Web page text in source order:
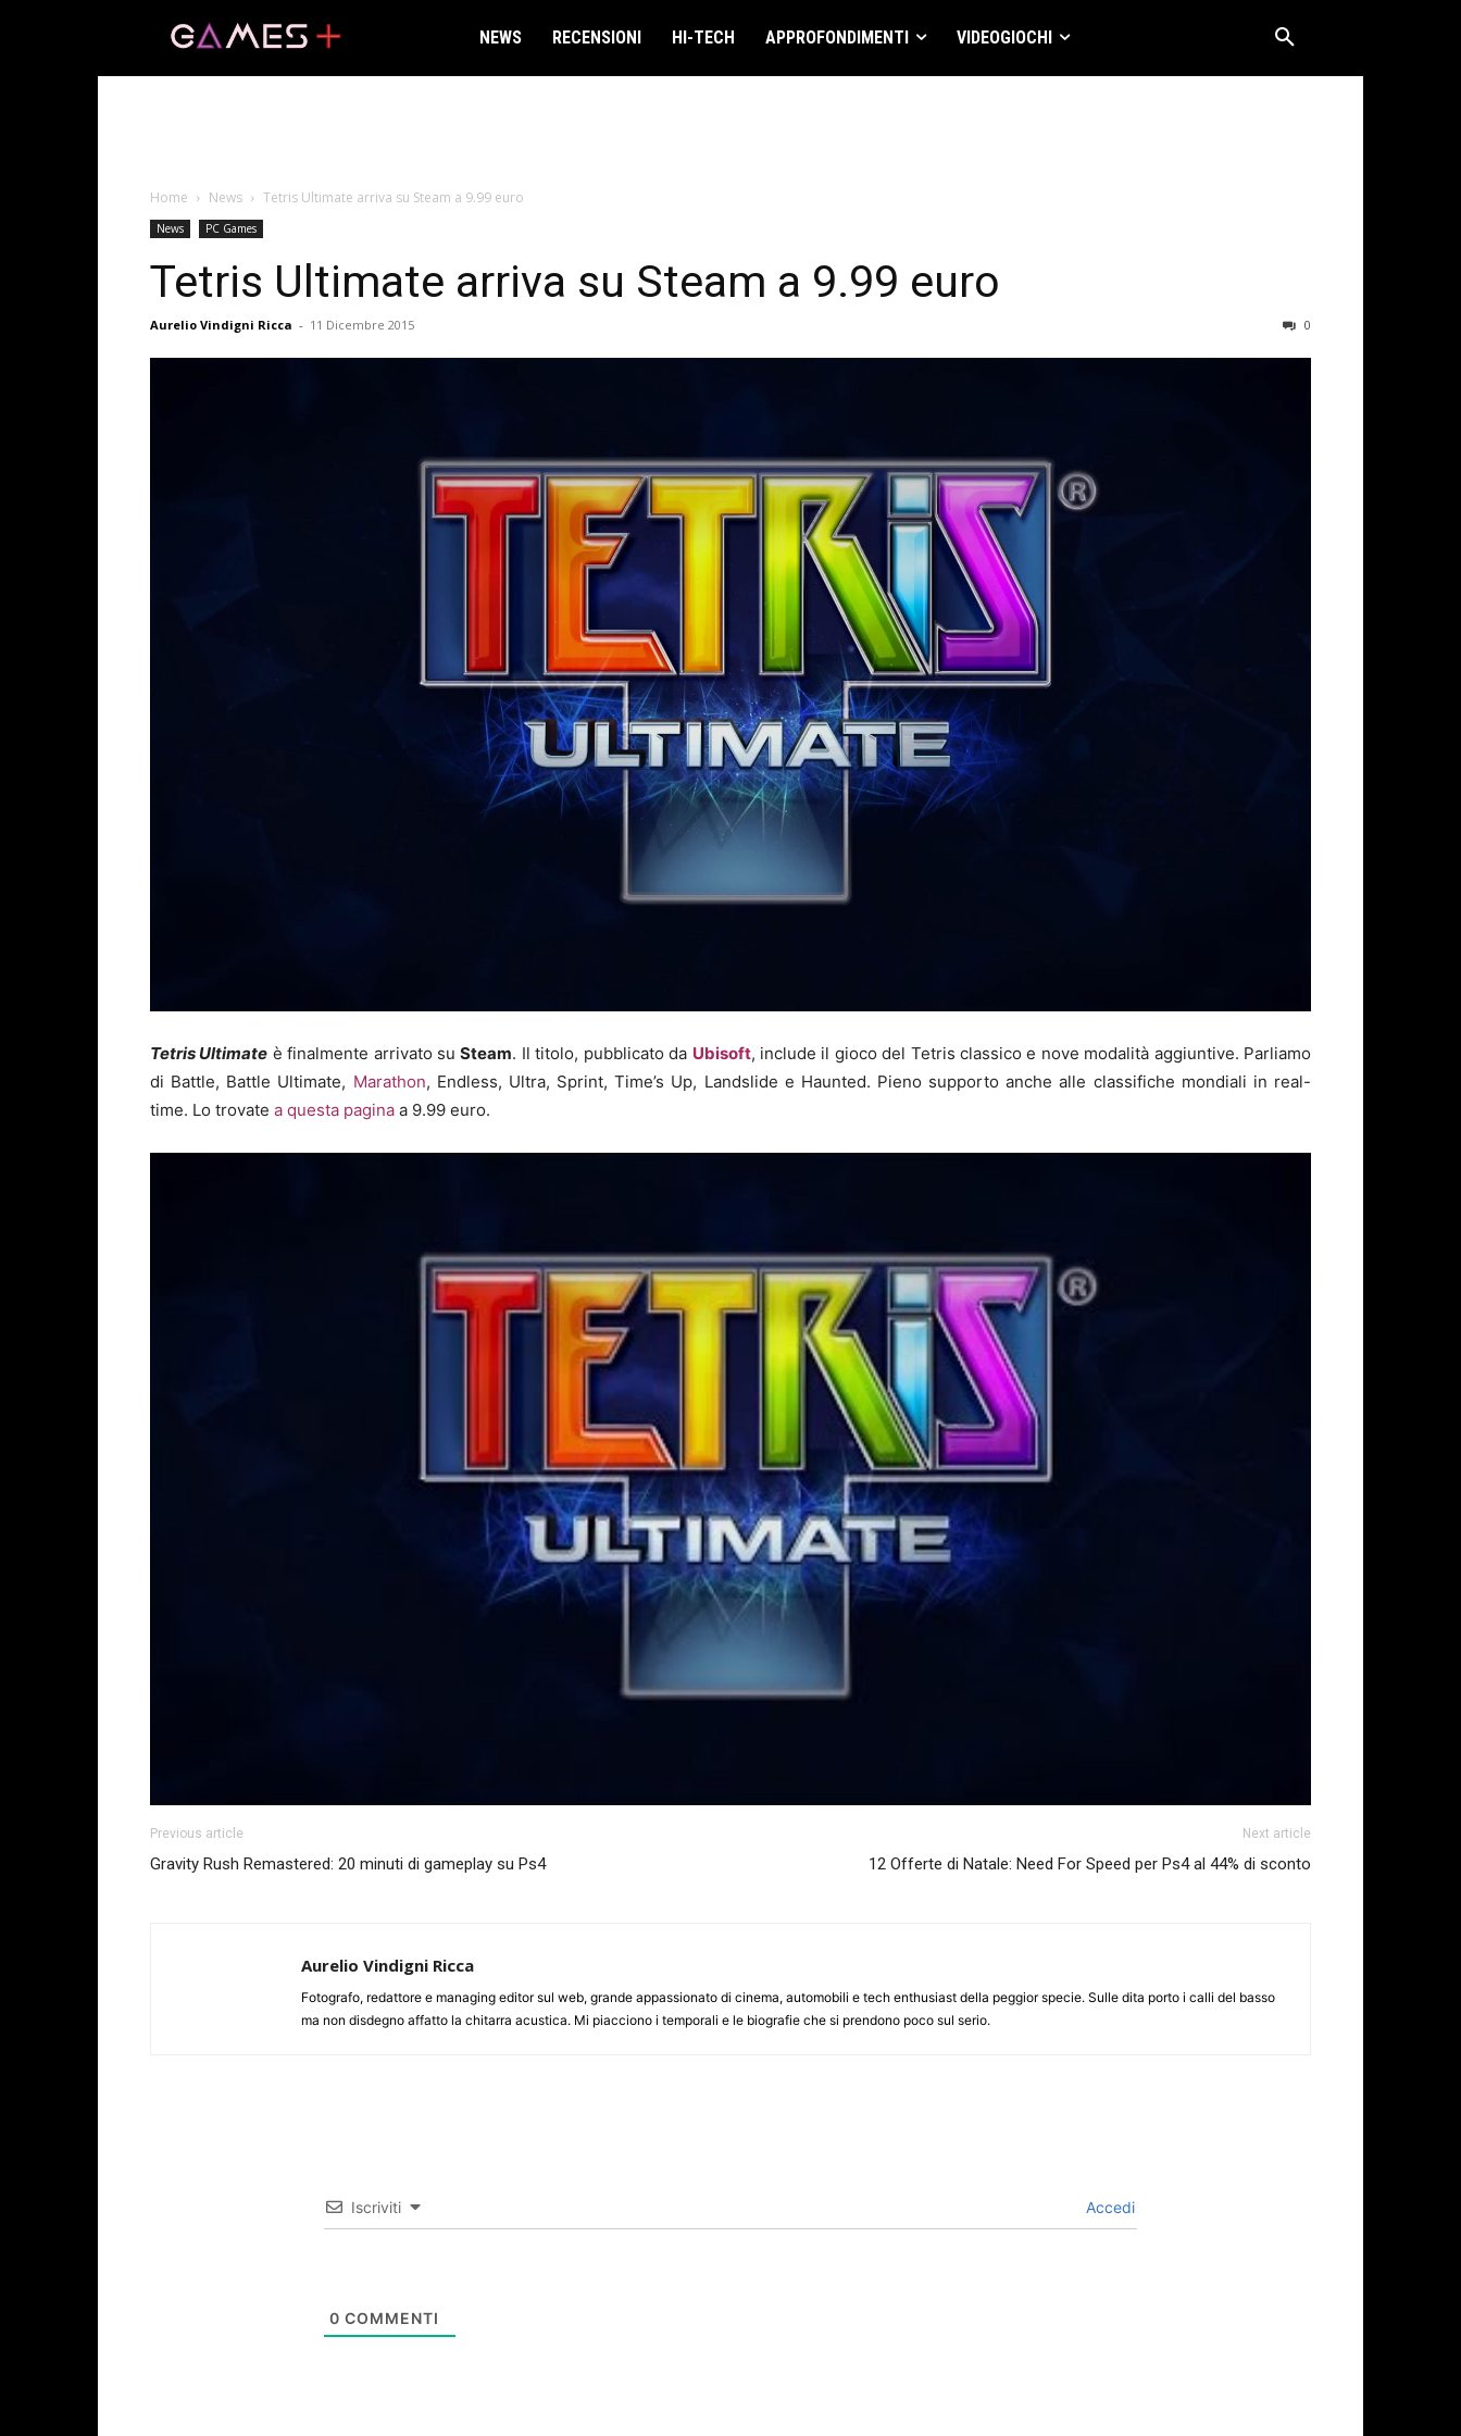
NEWS RECENSIONI HI-TECH APPROFONDIMENTI VIDEOGIOCHI
Home News Tetris Ultimate arriva su Steam a 9.99 euro
News PC Games
Tetris Ultimate arriva su Steam a 9.99 euro
Aurelio Vindigni Ricca - 11 Dicembre 2015 0
Tetris Ultimate è finalmente arrivato suSteam. Il titolo, pubblicato da Ubisoft, include il gioco del Tetris classico e nove modalità aggiuntive. Parliamo
di Battle, Battle Ultimate, Marathon, Endless, Ultra, Sprint, Time’s Up, Landslide e Haunted. Pieno supporto anche alle classifiche mondiali in real-
time. Lo trovate a questa pagina a 9.99 euro.
Previous article
Gravity Rush Remastered: 20 minuti di gameplay su Ps4
Next article
12 Offerte di Natale: Need For Speed per Ps4 al 44% di sconto
Aurelio Vindigni Ricca
Fotografo, redattore e managing editor sul web, grande appassionato di cinema, automobili e tech enthusiast della peggior specie. Sulle dita porto i calli del basso
ma non disdegno affatto la chitarra acustica. Mi piacciono i temporali e le biografie che si prendono poco sul serio.
Iscriviti Accedi
0 COMMENTI